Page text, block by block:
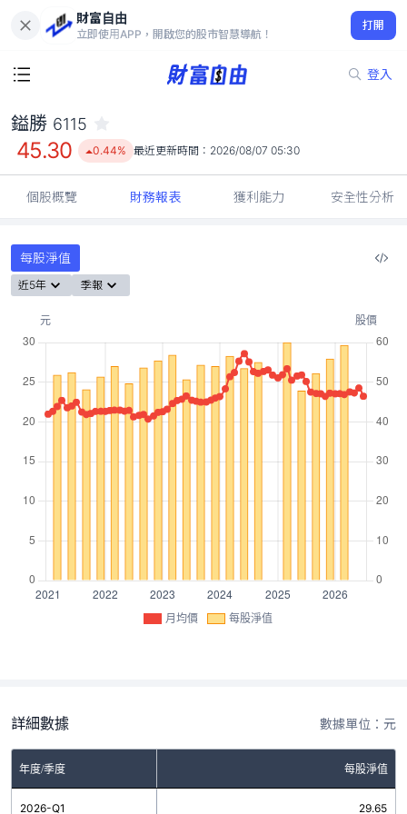
財富自由
立即使用APP，開啟您的股市智慧導航！
打開
登入
45.30
0.44%
鎰勝 6115
45.30 0.44% 最近更新時間： 2026/08/07 05:30
個股概覽 財務報表 獲利能力 安全性分析
每股淨值
近5年 季報
月均價 每股淨值
詳細數據 數據單位：元
年度/季度 每股淨值
2026-Q1 29.65